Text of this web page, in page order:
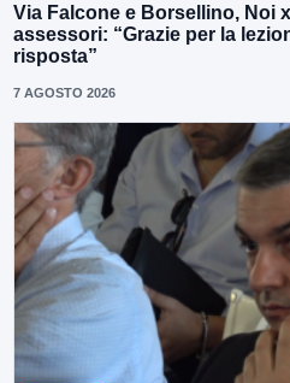
Via Falcone e Borsellino, Noi
assessori: “Grazie per la
risposta”
7 AGOSTO 2026